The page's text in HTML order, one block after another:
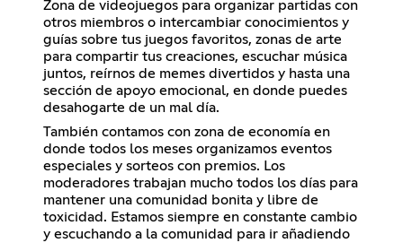
Zona de videojuegos para organizar partidas con
otros miembros o intercambiar conocimientos y
guías sobre tus juegos favoritos, zonas de arte
para compartir tus creaciones, escuchar música
juntos, reírnos de memes divertidos y hasta una
sección de apoyo emocional, en donde puedes
desahogarte de un mal día.
También contamos con zona de economía en
donde todos los meses organizamos eventos
especiales y sorteos con premios. Los
moderadores trabajan mucho todos los días para
mantener una comunidad bonita y libre de
toxicidad. Estamos siempre en constante cambio
y escuchando a la comunidad para ir añadiendo